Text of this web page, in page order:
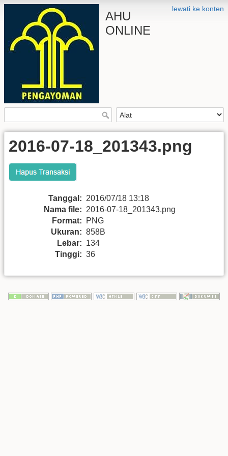
lewati ke konten
AHU
ONLINE
2016-07-18_201343.png
Tanggal: 2016/07/18 13:18
Nama file: 2016-07-18_201343.png
Format:
PNG
Ukuran: 858B
Lebar: 134
Tinggi: 36